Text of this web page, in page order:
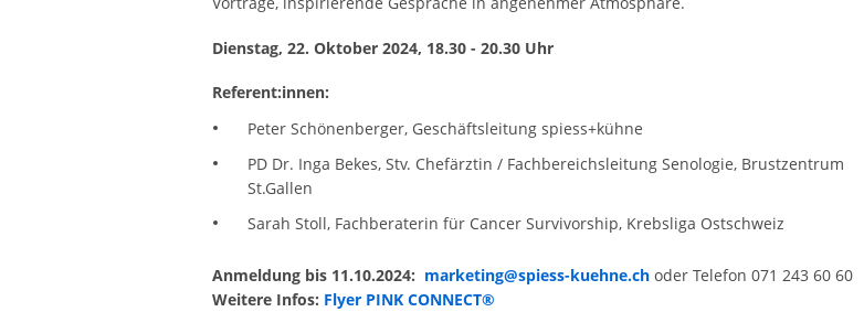
Dienstag, 22. Oktober 2024, 18.30 - 20.30 Uhr
Referent:innen:
Peter Schönenberger, Geschäftsleitung spiess+kühne
PD Dr. Inga Bekes, Stv. Chefärztin / Fachbereichsleitung Senologie, Brustzentrum
St.Gallen
Sarah Stoll, Fachberaterin für Cancer Survivorship, Krebsliga Ostschweiz
Anmeldung bis 11.10.2024: marketing@spiess-kuehne.ch oder Telefon 071 243 60 60
Weitere Infos: Flyer PINK CONNECT®